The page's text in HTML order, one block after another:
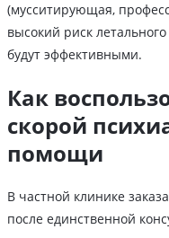
(мусситирующая,
высокий риск
будут эффективными.
Как
скорой
помощи
В частной клинике
после единственной